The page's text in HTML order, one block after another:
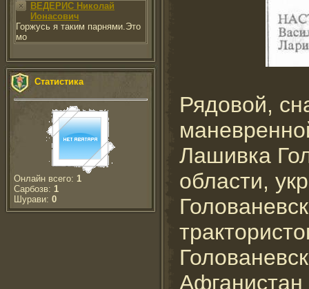
ВЕДЕРИС Николай
Ионасович
Горжусь я таким парнями.Это
мо
Статистика
Онлайн всего: 1
Сарбозв: 1
Шурави: 0
Рядовой,
Лашивка
области,
Афганистан